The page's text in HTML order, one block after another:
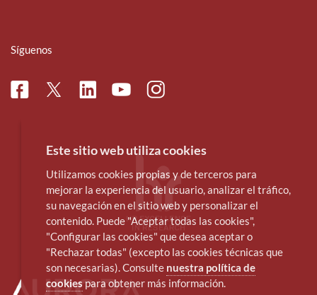
Síguenos
FacebookTwitterLinkedinYoutubeInstagram
Este sitio web utiliza cookies
Utilizamos cookies propias y de terceros para
mejorar la experiencia del usuario, analizar el tráfico,
su navegación en el sitio web y personalizar el
contenido. Puede "Aceptar todas las cookies",
"Configurar las cookies" que desea aceptar o
"Rechazar todas" (excepto las cookies técnicas que
son necesarias). Consulte nuestra política de
cookies para obtener más información.